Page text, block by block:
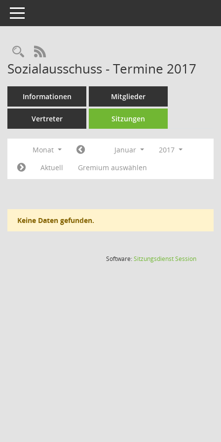
Toggle navigation
Rechercheauswahl
RSS-Feed
Sozialausschuss - Termine 2017
Informationen Mitglieder
Vertreter Sitzungen
Monat Januar
2017
Aktuell
Gremium auswählen
Keine Daten gefunden.
Software:SitzungsdienstSession(Wird in